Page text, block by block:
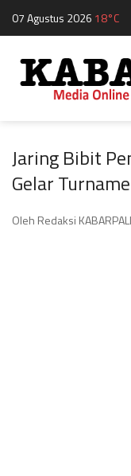
07 Agustus 2026 18°C
Jaring Bibit
Gelar
Oleh Redaksi KABARPALI